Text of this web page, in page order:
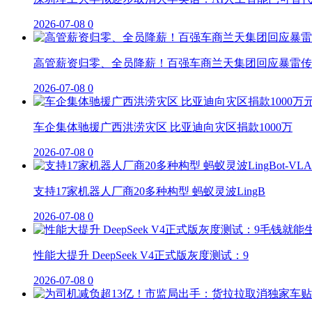
2026-07-08 0
高管薪资归零、全员降薪！百强车商兰天集团回应暴雷
2026-07-08 0
车企集体驰援广西洪涝灾区 比亚迪向灾区捐款1000万
2026-07-08 0
支持17家机器人厂商20多种构型 蚂蚁灵波LingB
2026-07-08 0
性能大提升 DeepSeek V4正式版灰度测试：9
2026-07-08 0